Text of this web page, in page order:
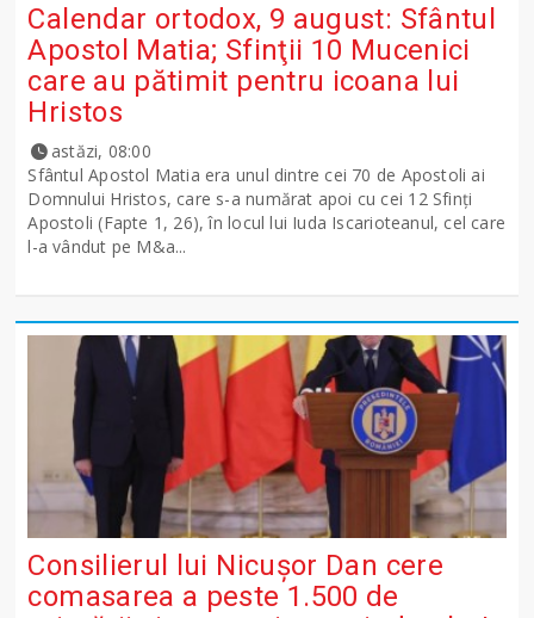
Calendar ortodox, 9 august: Sfântul
Apostol Matia; Sfinţii 10 Mucenici
care au pătimit pentru icoana lui
Hristos
astăzi, 08:00
Sfântul Apostol Matia era unul dintre cei 70 de Apostoli ai
Domnului Hristos, care s-a numărat apoi cu cei 12 Sfinţi
Apostoli (Fapte 1, 26), în locul lui Iuda Iscarioteanul, cel care
l-a vândut pe M&a...
Consilierul lui Nicușor Dan cere
comasarea a peste 1.500 de